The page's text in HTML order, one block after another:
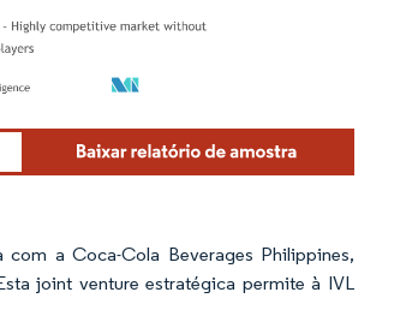
reuso requer atribuição conforme CC BY 4.0.
a Coca-Cola Beverages Philippines,
joint venture estratégica permite à IVL